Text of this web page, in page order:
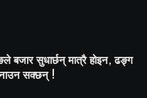
बजार सुधार्छन् मात्रै होइन, ढङ्ग
सक्छन् !